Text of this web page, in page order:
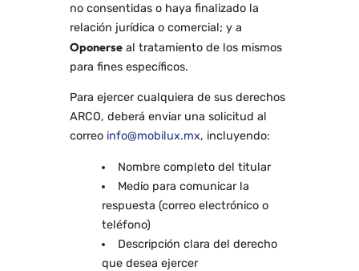
no consentidas o haya finalizado la
relación jurídica o comercial; y a
Oponerse al tratamiento de los mismos
para fines específicos.
Para ejercer cualquiera de sus derechos
ARCO, deberá enviar una solicitud al
correo info@mobilux.mx, incluyendo:
Nombre completo del titular
Medio para comunicar la
respuesta (correo electrónico o
teléfono)
Descripción clara del derecho
que desea ejercer